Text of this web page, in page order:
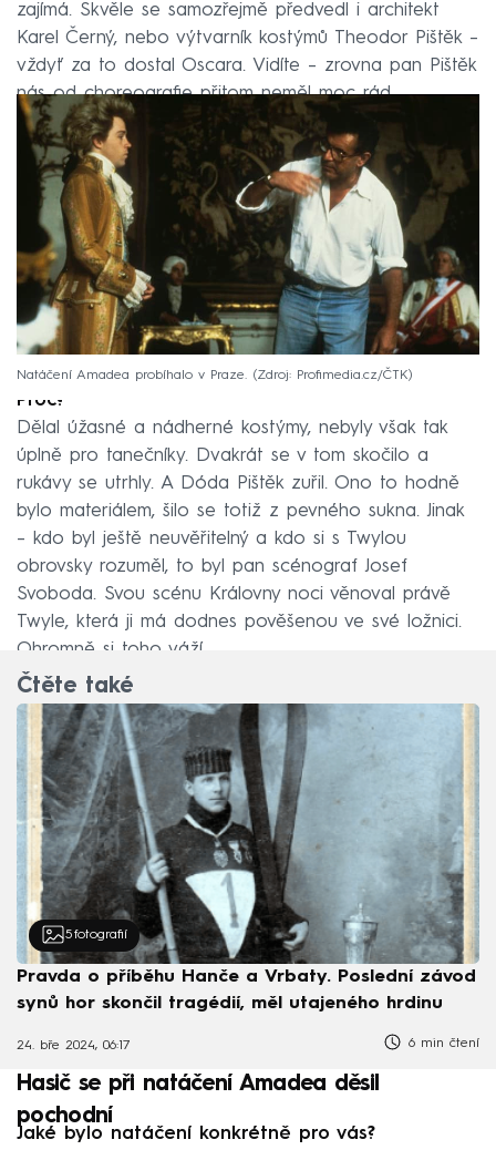
zajímá. Skvěle se samozřejmě předvedl i architekt
Karel Černý, nebo výtvarník kostýmů Theodor Pištěk –
vždyť za to dostal Oscara. Vidíte – zrovna pan Pištěk
nás od choreografie přitom neměl moc rád.
Natáčení Amadea probíhalo v Praze. Zdroj: Profimedia.cz/ČTK
Proč?
Dělal úžasné a nádherné kostýmy, nebyly však tak
úplně pro tanečníky. Dvakrát se v tom skočilo a
rukávy se utrhly. A Dóda Pištěk zuřil. Ono to hodně
bylo materiálem, šilo se totiž z pevného sukna. Jinak
– kdo byl ještě neuvěřitelný a kdo si s Twylou
obrovsky rozuměl, to byl pan scénograf Josef
Svoboda. Svou scénu Královny noci věnoval právě
Twyle, která ji má dodnes pověšenou ve své ložnici.
Ohromně si toho váží.
Čtěte také
5 fotografií
Pravda o příběhu Hanče a Vrbaty. Poslední závod
synů hor skončil tragédií, měl utajeného hrdinu
24. bře 2024, 06:17 6 min čtení
Hasič se při natáčení Amadea děsil
pochodní
Jaké bylo natáčení konkrétně pro vás?